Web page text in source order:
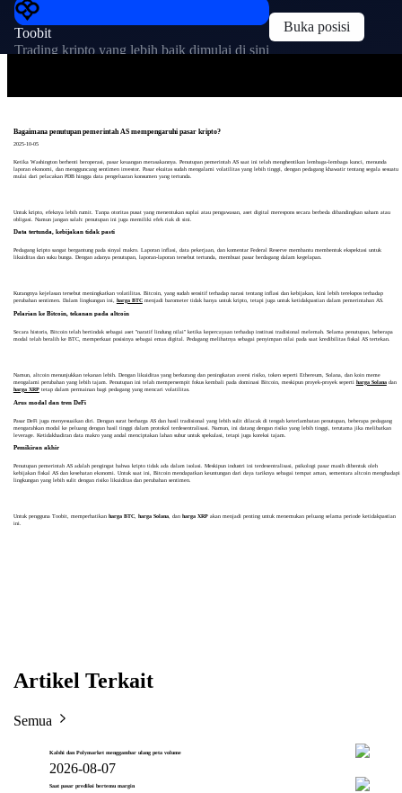
Toobit
Trading kripto yang lebih baik dimulai di sini
Buka posisi
Bagaimana penutupan pemerintah AS mempengaruhi pasar kripto?
2025-10-05
Ketika Washington berhenti beroperasi, pasar keuangan merasakannya. Penutupan pemerintah AS saat ini telah menghentikan lembaga-lembaga kunci, menunda
laporan ekonomi, dan mengguncang sentimen investor. Pasar ekuitas sudah mengalami volatilitas yang lebih tinggi, dengan pedagang khawatir tentang segala sesuatu
mulai dari pelacakan PDB hingga data pengeluaran konsumen yang tertunda.
Untuk kripto, efeknya lebih rumit. Tanpa otoritas pusat yang menentukan suplai atau pengawasan, aset digital merespons secara berbeda dibandingkan saham atau
obligasi. Namun jangan salah: penutupan ini juga memiliki efek riak di sini.
Data tertunda, kebijakan tidak pasti
Pedagang kripto sangat bergantung pada sinyal makro. Laporan inflasi, data pekerjaan, dan komentar Federal Reserve membantu membentuk ekspektasi untuk
likuiditas dan suku bunga. Dengan adanya penutupan, laporan-laporan tersebut tertunda, membuat pasar berdagang dalam kegelapan.
Kurangnya kejelasan tersebut meningkatkan volatilitas. Bitcoin, yang sudah sensitif terhadap narasi tentang inflasi dan kebijakan, kini lebih terekspos terhadap
perubahan sentimen. Dalam lingkungan ini,
harga BTCmenjadi barometer tidak hanya untuk kripto, tetapi juga untuk ketidakpastian dalam pemerintahan AS.
Pelarian ke Bitcoin, tekanan pada altcoin
Secara historis, Bitcoin telah bertindak sebagai aset "naratif lindung nilai" ketika kepercayaan terhadap institusi tradisional melemah. Selama penutupan, beberapa
modal telah beralih ke BTC, memperkuat posisinya sebagai emas digital. Pedagang melihatnya sebagai penyimpan nilai pada saat kredibilitas fiskal AS tertekan.
Namun, altcoin menunjukkan tekanan lebih. Dengan likuiditas yang berkurang dan peningkatan aversi risiko, token seperti Ethereum, Solana, dan koin meme
mengalami perubahan yang lebih tajam. Penutupan ini telah mempersempit fokus kembali pada dominasi Bitcoin, meskipun proyek-proyek seperti harga Solanadan
harga XRPtetap dalam permainan bagi pedagang yang mencari volatilitas.
Arus modal dan tren DeFi
Pasar DeFi juga menyesuaikan diri. Dengan surat berharga AS dan hasil tradisional yang lebih sulit dilacak di tengah keterlambatan penutupan, beberapa pedagang
mengarahkan modal ke peluang dengan hasil tinggi dalam protokol terdesentralisasi. Namun, ini datang dengan risiko yang lebih tinggi, terutama jika melibatkan
leverage. Ketidakhadiran data makro yang andal menciptakan lahan subur untuk spekulasi, tetapi juga koreksi tajam.
Pemikiran akhir
Penutupan pemerintah AS adalah pengingat bahwa kripto tidak ada dalam isolasi. Meskipun industri ini terdesentralisasi, psikologi pasar masih dibentuk oleh
kebijakan fiskal AS dan kesehatan ekonomi. Untuk saat ini, Bitcoin mendapatkan keuntungan dari daya tariknya sebagai tempat aman, sementara altcoin menghadapi
lingkungan yang lebih sulit dengan risiko likuiditas dan perubahan sentimen.
Untuk pengguna Toobit, memperhatikan harga BTC, harga Solana, dan harga XRPakan menjadi penting untuk menemukan peluang selama periode ketidakpastian
ini.
Artikel Terkait
Semua
Kalshi dan Polymarket menggambar ulang peta volume
2026-08-07
Saat pasar prediksi bertemu margin